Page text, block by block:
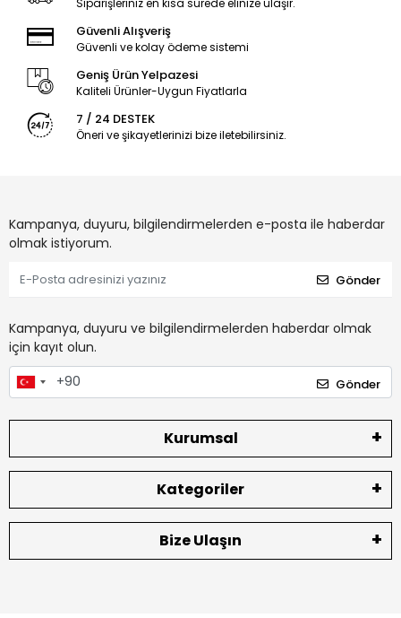
Siparişleriniz en kısa sürede elinize ulaşır.
Güvenli Alışveriş
Güvenli ve kolay ödeme sistemi
Geniş Ürün Yelpazesi
Kaliteli Ürünler-Uygun Fiyatlarla
7 / 24 DESTEK
Öneri ve şikayetlerinizi bize iletebilirsiniz.
Kampanya, duyuru, bilgilendirmelerden e-posta ile haberdar
olmak istiyorum.
Gönder
Kampanya, duyuru ve bilgilendirmelerden haberdar olmak
için kayıt olun.
Gönder
Kurumsal
Kategoriler
Bize Ulaşın